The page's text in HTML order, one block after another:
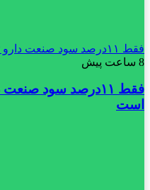
فقط ۱۱‌درصد سود صنعت دارو تبدیل به نقدینگی شده است
8 ساعت پیش
فقط ۱۱‌درصد سود
است